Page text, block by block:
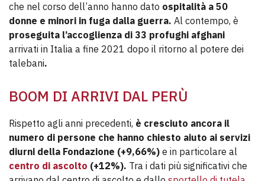
che nel corso dell’anno hanno dato ospitalità a 50
donne e minori in fuga dalla guerra. Al contempo, è
proseguita l’accoglienza di 33 profughi afghani
arrivati in Italia a fine 2021 dopo il ritorno al potere dei
talebani.
BOOM DI ARRIVI DAL PERÙ
Rispetto agli anni precedenti, è cresciuto ancora il
numero di persone che hanno chiesto aiuto ai servizi
diurni della Fondazione (+9,66%) e in particolare al
centro di ascolto (+12%). Tra i dati più significativi che